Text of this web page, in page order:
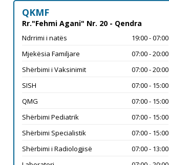
QKMF
Rr."Fehmi Agani" Nr. 20 - Qendra
Ndrrimi i natës
19:00 - 07:00
Mjekësia Familjare
07:00 - 20:00
Shërbimi i Vaksinimit
07:00 - 20:00
SISH
07:00 - 15:00
QMG
07:00 - 15:00
Shërbimi Pediatrik
07:00 - 15:00
Shërbimi Specialistik
07:00 - 15:00
Shërbimi i Radiologjisë
07:00 - 13:00